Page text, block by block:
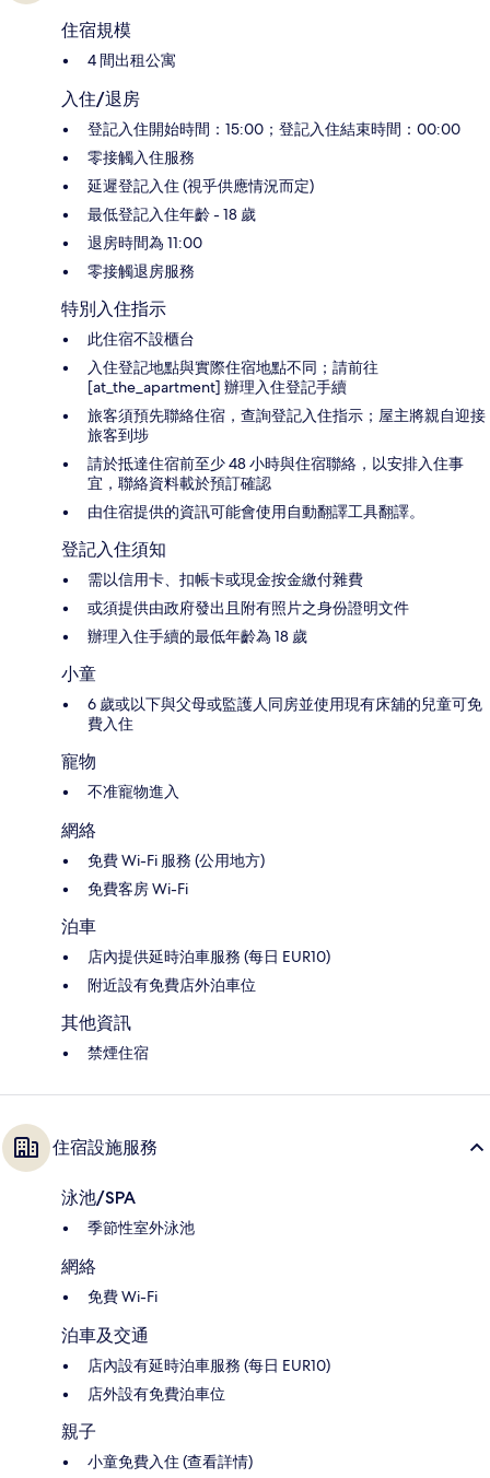
住宿規模
4 間出租公寓
入住/退房
登記入住開始時間：15:00；登記入住結束時間：00:00
零接觸入住服務
延遲登記入住 (視乎供應情況而定)
最低登記入住年齡 - 18 歲
退房時間為 11:00
零接觸退房服務
特別入住指示
此住宿不設櫃台
入住登記地點與實際住宿地點不同；請前往
[at_the_apartment] 辦理入住登記手續
旅客須預先聯絡住宿，查詢登記入住指示；屋主將親自迎接
旅客到埗
請於抵達住宿前至少 48 小時與住宿聯絡，以安排入住事
宜，聯絡資料載於預訂確認
由住宿提供的資訊可能會使用自動翻譯工具翻譯。
登記入住須知
需以信用卡、扣帳卡或現金按金繳付雜費
或須提供由政府發出且附有照片之身份證明文件
辦理入住手續的最低年齡為 18 歲
小童
6 歲或以下與父母或監護人同房並使用現有床舖的兒童可免
費入住
寵物
不准寵物進入
網絡
免費 Wi-Fi 服務 (公用地方)
免費客房 Wi-Fi
泊車
店內提供延時泊車服務 (每日 EUR10)
附近設有免費店外泊車位
其他資訊
禁煙住宿
住宿設施服務
泳池/SPA
季節性室外泳池
網絡
免費 Wi-Fi
泊車及交通
店內設有延時泊車服務 (每日 EUR10)
店外設有免費泊車位
親子
小童免費入住 (查看詳情)